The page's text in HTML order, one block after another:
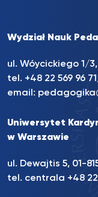
Wydział Nauk
ul. Wóycickiego 1/
tel. +48 22 569 96
email:
Uniwersytet
w Warszawie
ul. Dewajtis 5, 01-
tel. centrala +48